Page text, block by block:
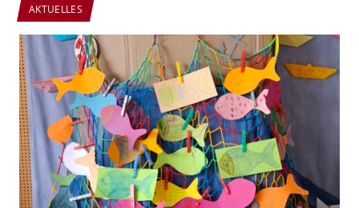
AKTUELLES